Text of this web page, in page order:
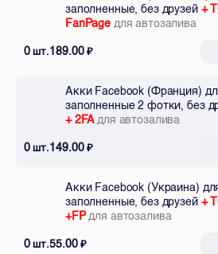
заполненные, без друзей+
FanPageдля автозалива
0шт.189.00₽
Акки Facebook (Франция)
заполненные 2 фотки, без
+ 2FAдля автозалива
0шт.149.00₽
Акки Facebook (Украина)
заполненные, без друзей+
+FPдля автозалива
0шт.55.00₽